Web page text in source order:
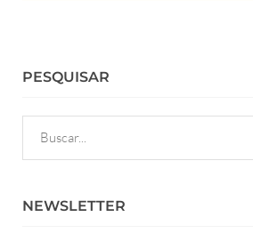
PESQUISAR
NEWSLETTER